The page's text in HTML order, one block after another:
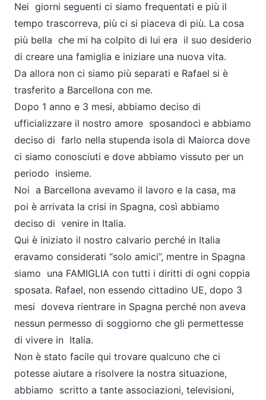
Nei giorni seguenti ci siamo frequentati e più il
tempo trascorreva, più ci si piaceva di più. La cosa
più bella che mi ha colpito di lui era il suo desiderio
di creare una famiglia e iniziare una nuova vita.
Da allora non ci siamo più separati e Rafael si è
trasferito a Barcellona con me.
Dopo 1 anno e 3 mesi, abbiamo deciso di
ufficializzare il nostro amore sposandoci e abbiamo
deciso di farlo nella stupenda isola di Maiorca dove
ci siamo conosciuti e dove abbiamo vissuto per un
periodo insieme.
Noi a Barcellona avevamo il lavoro e la casa, ma
poi è arrivata la crisi in Spagna, così abbiamo
deciso di venire in Italia.
Qui è iniziato il nostro calvario perché in Italia
eravamo considerati “solo amici”, mentre in Spagna
siamo una FAMIGLIA con tutti i diritti di ogni coppia
sposata. Rafael, non essendo cittadino UE, dopo 3
mesi doveva rientrare in Spagna perché non aveva
nessun permesso di soggiorno che gli permettesse
di vivere in Italia.
Non è stato facile qui trovare qualcuno che ci
potesse aiutare a risolvere la nostra situazione,
abbiamo scritto a tante associazioni, televisioni,